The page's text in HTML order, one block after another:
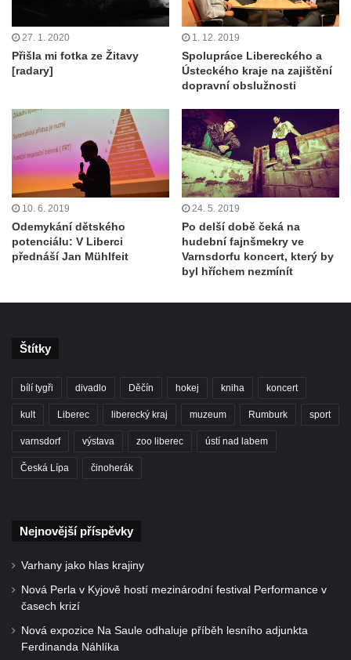
27. 1. 2020
Přišla mi fotka ze Žitavy
[radary]
1. 12. 2019
Spolupráce Libereckého a
Ústeckého kraje na zajištění
dopravní obslužnosti
10. 6. 2019
Odemykání dětského
potenciálu: V Liberci
přednáší Jan Mühlfeit
24. 5. 2019
Po delší době čeká na
hudební fajnšmekry ve
Varnsdorfu koncert, který by
byl hříchem nezmínít
Štítky
bílí tygři divadlo Děčín hokej kniha koncert
kult Liberec liberecký kraj muzeum Rumburk sport
varnsdorf výstava zoo liberec ústí nad labem
Česká Lípa činoherák
Nejnovější příspěvky
Varhany jako hlas krajiny
Nová Perla v Kyjově hostí mezinárodní festival Performance v
časech krizí
Nová expozice Na Saule odhaluje příběh lesního adjunkta
Ferdinanda Náhlíka